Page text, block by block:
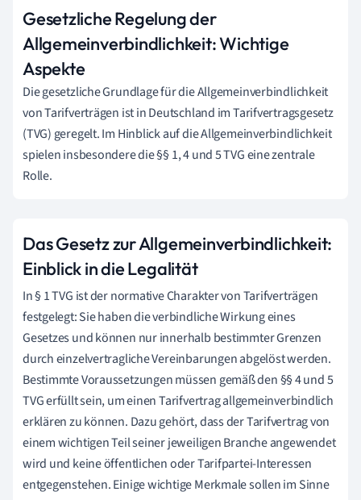
Gesetzliche Regelung der
Allgemeinverbindlichkeit: Wichtige
Aspekte
Die gesetzliche Grundlage für die Allgemeinverbindlichkeit
von Tarifverträgen ist in Deutschland im Tarifvertragsgesetz
(TVG) geregelt. Im Hinblick auf die Allgemeinverbindlichkeit
spielen insbesondere die §§ 1, 4 und 5 TVG eine zentrale
Rolle.
Das Gesetz zur Allgemeinverbindlichkeit:
Einblick in die Legalität
In § 1 TVG ist der normative Charakter von Tarifverträgen
festgelegt: Sie haben die verbindliche Wirkung eines
Gesetzes und können nur innerhalb bestimmter Grenzen
durch einzelvertragliche Vereinbarungen abgelöst werden.
Bestimmte Voraussetzungen müssen gemäß den §§ 4 und 5
TVG erfüllt sein, um einen Tarifvertrag allgemeinverbindlich
erklären zu können. Dazu gehört, dass der Tarifvertrag von
einem wichtigen Teil seiner jeweiligen Branche angewendet
wird und keine öffentlichen oder Tarifpartei-Interessen
entgegenstehen. Einige wichtige Merkmale sollen im Sinne